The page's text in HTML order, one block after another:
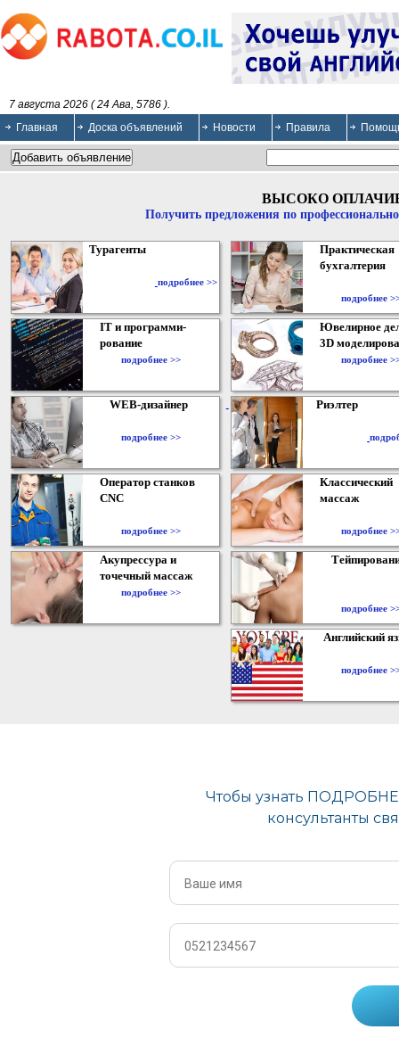
7 августа 2026 ( 24 Ава, 5786 ).
Главная
Доска объявлений Новости Правила
ВЫСОКО
Получить предложения по
Турагенты
подробнее >>
Практическая
бухгалтерия
подробнее
IT и программи-
рование
подробнее >>
Ювелирное
3D
подробнее
WEB-дизайнер
подробнее >>
Риэлтер
Оператор станков
CNC
подробнее >>
Классический
массаж
подробнее
Акупрессура и
точечный массаж
подробнее >>
подробнее
Английский
подробнее